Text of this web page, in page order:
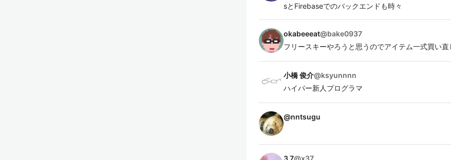
sとFirebaseでのバックエンドも時々
okabeeeat@bake0937
フリースキーやろうと思うのでアイテム一式買い直
小橋 俊介@ksyunnnn
ハイパー新人プログラマ
@nntsugu
3 7@x37